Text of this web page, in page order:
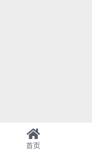
首页